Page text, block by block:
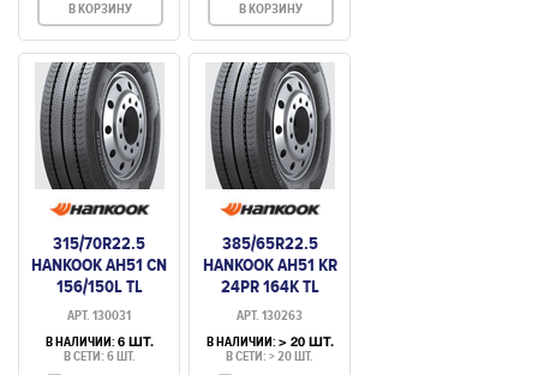
В КОРЗИНУ В КОРЗИНУ
315/70R22.5
HANKOOK AH51 CN
156/150L TL
РУЛЕВАЯ
АРТ. 130031
В НАЛИЧИИ: 6 ШТ.
В СЕТИ: 6 ШТ.
385/65R22.5
HANKOOK AH51 KR
24PR 164K TL
РУЛЕВАЯ УС
АРТ. 130263
В НАЛИЧИИ: > 20 ШТ.
В СЕТИ: > 20 ШТ.